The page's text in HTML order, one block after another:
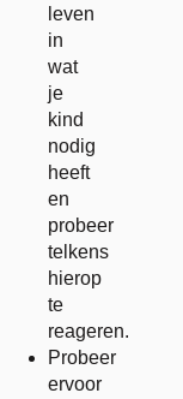
leven
in
wat
je
kind
nodig
heeft
en
probeer
telkens
hierop
te
reageren.
Probeer
ervoor